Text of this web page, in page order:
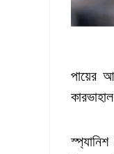
পায়ের